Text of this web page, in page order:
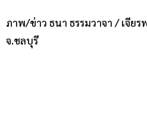
ภาพ/ข่าว ธนา ธรรมวาจา / เจีย
จ.ชลบุรี